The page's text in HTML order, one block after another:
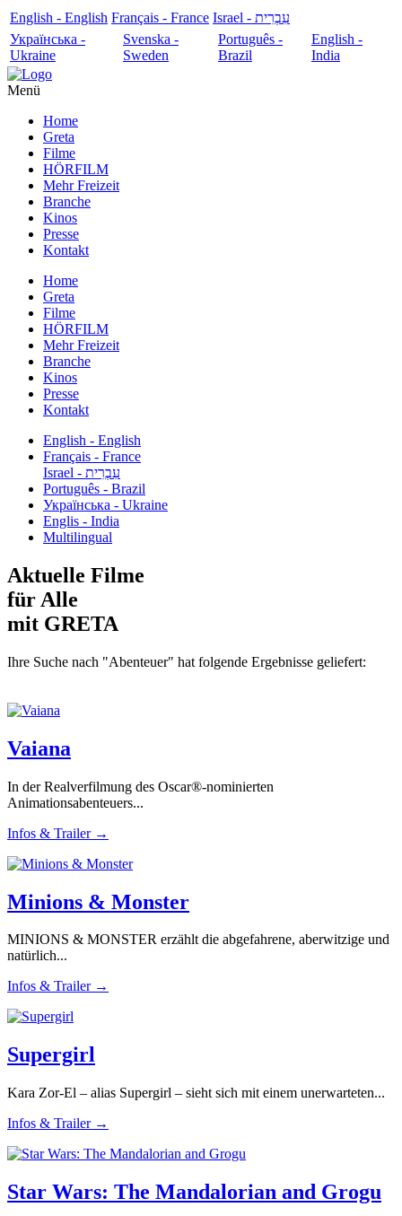
English - English Français - France
עִבְרִית - Israel
Українська -
Ukraine
Svenska -
Sweden
Português -
Brazil
English -
India
Menü
Home
Greta
Filme
HÖRFILM
Mehr Freizeit
Branche
Kinos
Presse
Kontakt
Home
Greta
Filme
HÖRFILM
Mehr Freizeit
Branche
Kinos
Presse
Kontakt
English - English
Français - France
עִבְרִית - Israel
Português - Brazil
Українська - Ukraine
Englis - India
Multilingual
Aktuelle Filme
für Alle
mit GRETA
Ihre Suche nach "Abenteuer" hat folgende Ergebnisse geliefert:
Vaiana
In der Realverfilmung des Oscar®-nominierten
Animationsabenteuers...
Infos & Trailer →
Minions & Monster
MINIONS & MONSTER erzählt die abgefahrene, aberwitzige und
natürlich...
Infos & Trailer →
Supergirl
Kara Zor-El – alias Supergirl – sieht sich mit einem unerwarteten...
Infos & Trailer →
Star Wars: The Mandalorian and Grogu